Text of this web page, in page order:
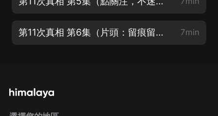
第11次真相 第6集（片頭：留痕留聲） 7min